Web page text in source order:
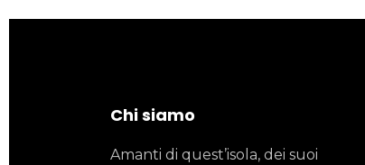
Chi siamo
Amanti di quest’isola, dei suoi